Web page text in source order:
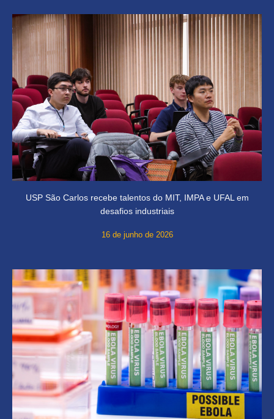
USP São Carlos recebe talentos do MIT, IMPA e UFAL em
desafios industriais
16 de junho de 2026